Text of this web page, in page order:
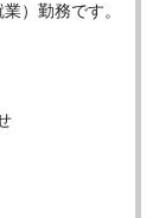
）勤務です。